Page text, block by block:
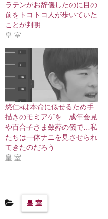
ラテンがお辞儀したのに目の
前をトコトコ人が歩いていた
ことが判明
皇 室
悠仁sは本命に似せるため手
描きのモミアゲを 成年会見
や百合子さま斂葬の儀で…私
たちは一体ナニを見させられ
てきたのだろう
皇 室
皇 室